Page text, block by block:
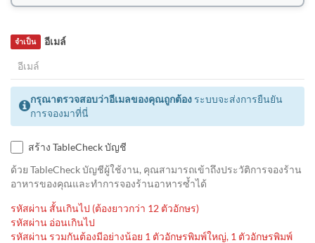
อีเมล์
จำเป็น
กรุณาตรวจสอบว่าอีเมลของคุณถูกต้อง ระบบจะส่งการยืนยัน
การจองมาที่นี่
สร้าง TableCheck บัญชี
ด้วย TableCheck บัญชีผู้ใช้งาน, คุณสามารถเข้าถึงประวัติการจองร้าน
อาหารของคุณและทำการจองร้านอาหารซ้ำได้
รหัสผ่าน สั้นเกินไป (ต้องยาวกว่า 12 ตัวอักษร)
รหัสผ่าน อ่อนเกินไป
รหัสผ่าน รวมกันต้องมีอย่างน้อย 1 ตัวอักษรพิมพ์ใหญ่, 1 ตัวอักษรพิมพ์